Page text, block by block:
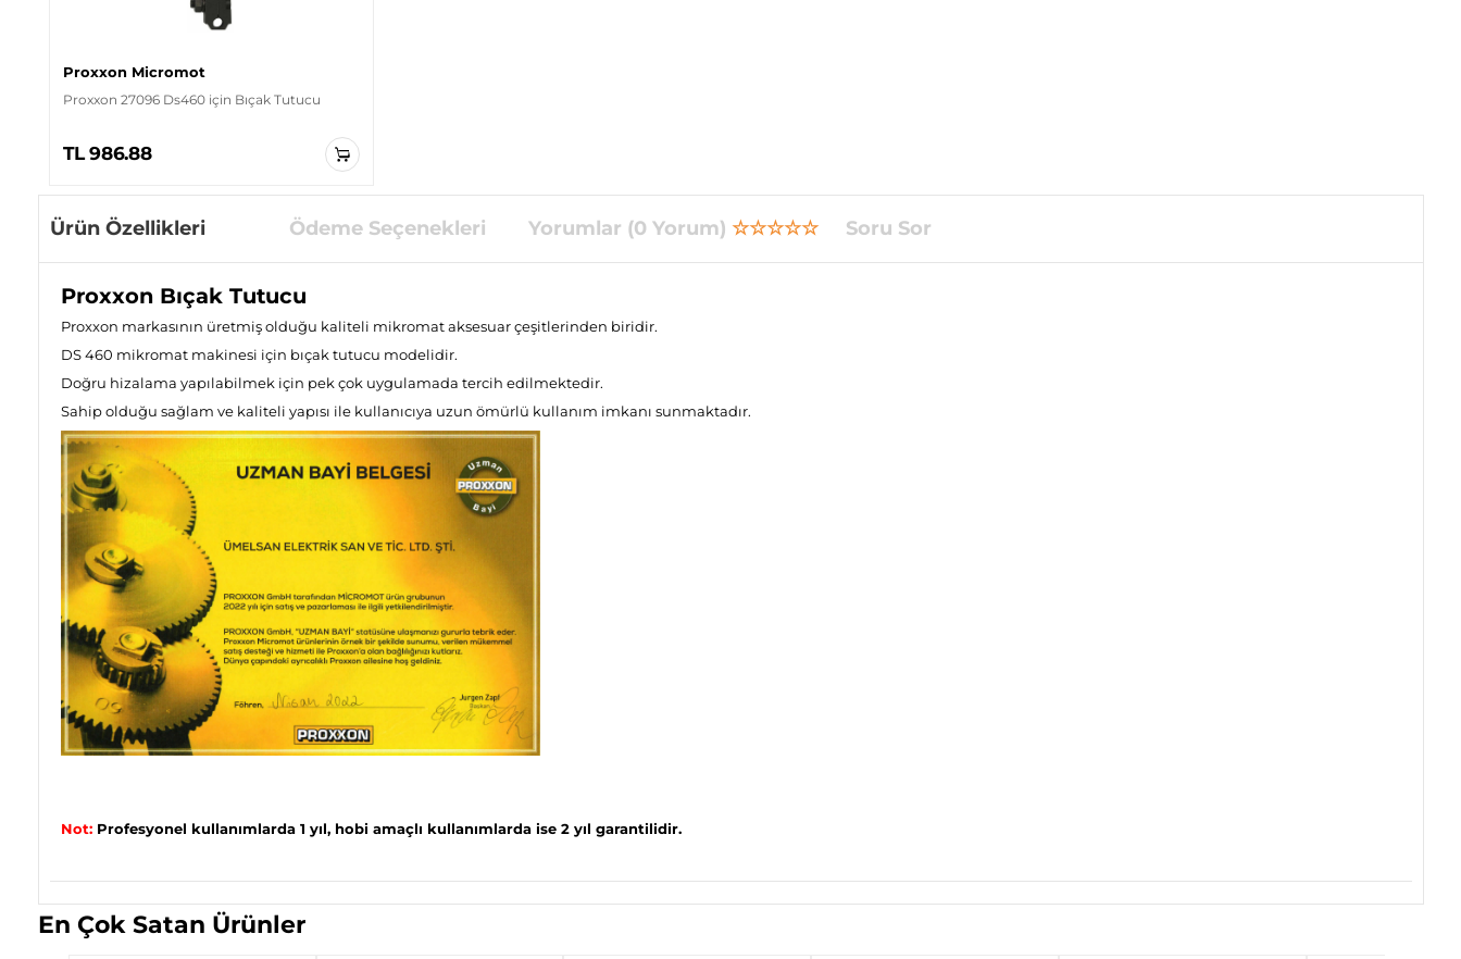
Proxxon Micromot
Proxxon 27096 Ds460 için Bıçak Tutucu
TL 986.88
Ürün Özellikleri Ödeme Seçenekleri Yorumlar (0 Yorum) ☆☆☆☆☆ Soru Sor
Proxxon Bıçak Tutucu
Proxxon markasının üretmiş olduğu kaliteli mikromat aksesuar çeşitlerinden biridir.
DS 460 mikromat makinesi için bıçak tutucu modelidir.
Doğru hizalama yapılabilmek için pek çok uygulamada tercih edilmektedir.
Sahip olduğu sağlam ve kaliteli yapısı ile kullanıcıya uzun ömürlü kullanım imkanı sunmaktadır.
Not:Profesyonel kullanımlarda 1 yıl, hobi amaçlı kullanımlarda ise 2 yıl garantilidir.
En Çok Satan Ürünler